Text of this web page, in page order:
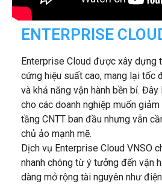
ENTERPRISE
Enterprise Cloud được xây dựng
cứng hiệu suất cao, mang lại tốc
và khả năng vận hành bền bỉ.
cho các doanh nghiệp muốn
tầng CNTT ban đầu nhưng vẫn
chủ ảo mạnh mẽ.
Dịch vụ Enterprise Cloud VNSO
nhanh chóng từ ý tưởng đến vận
dàng mở rộng tài nguyên như